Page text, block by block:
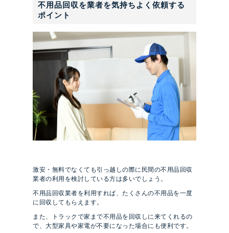
不用品回収を業者を気持ちよく依頼する
ポイント
激安・無料でなくても引っ越しの際に民間の不用品回収
業者の利用を検討している方は多いでしょう。
不用品回収業者を利用すれば、たくさんの不用品を一度
に回収してもらえます。
また、トラックで家まで不用品を回収しに来てくれるの
で、大型家具や家電が不要になった場合にも便利です。